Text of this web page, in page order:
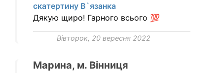
скатертину В`язанка
Дякую щиро! Гарного всього 💯
Вівторок, 20 вересня 2022
Марина, м. Вінниця